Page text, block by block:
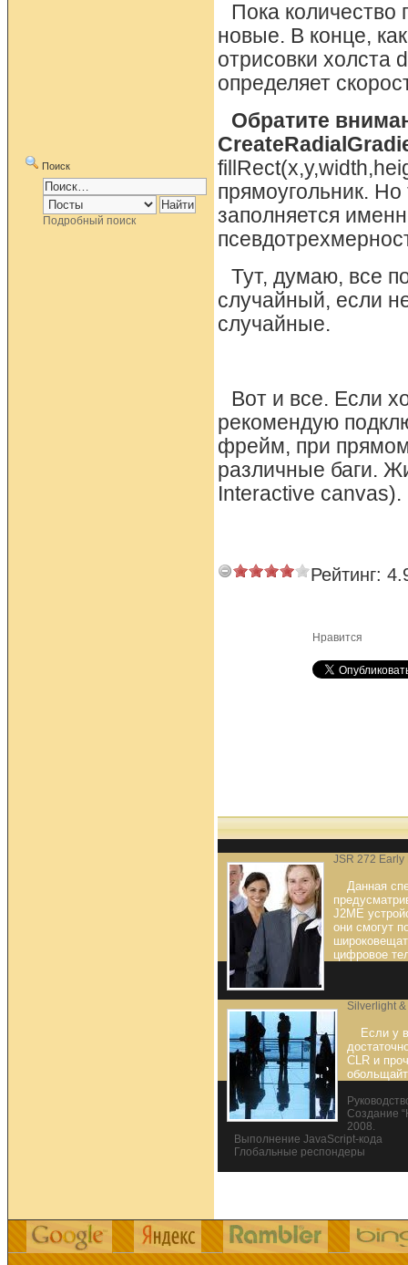
Поиск
Подробный поиск
Пока количество
новые. В конце,
отрисовки холста
определяет
Обратите
прямоугольник. Но
заполняется
Тут, думаю, все
случайный, если
случайные.
Вот и все. Если
рекомендую
фрейм, при
различные баги.
Interactive canvas).
Рейтинг:
Нравится
JSR 272 Early
Данная
J2ME
они смогут
цифровое
Silverlight &
Если у
CLR и
Создание
2008.
Выполнение JavaScript-кода
Глобальные респондеры